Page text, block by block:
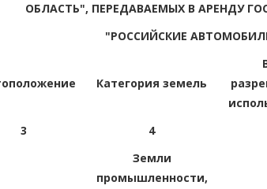
ОБЛАСТЬ", ПЕРЕДАВАЕМЫХ В АРЕНДУ
"РОССИЙСКИЕ
Категория земель
3 4
Земли
промышленности,